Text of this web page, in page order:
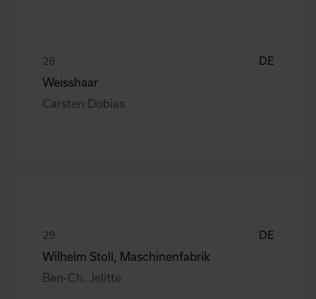
DE
Weisshaar
Carsten Dobias
DE
Wilhelm Stoll, Maschinenfabrik
Ben-Ch. Jelitte